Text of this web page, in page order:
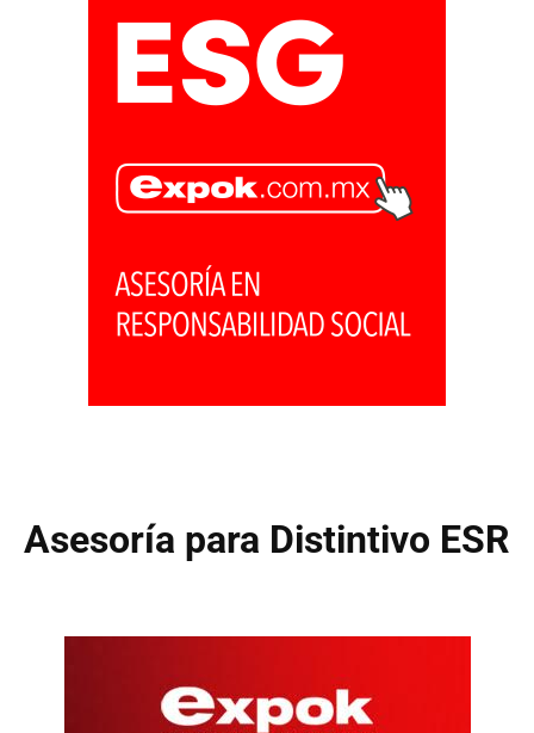
Asesoría para Distintivo ESR